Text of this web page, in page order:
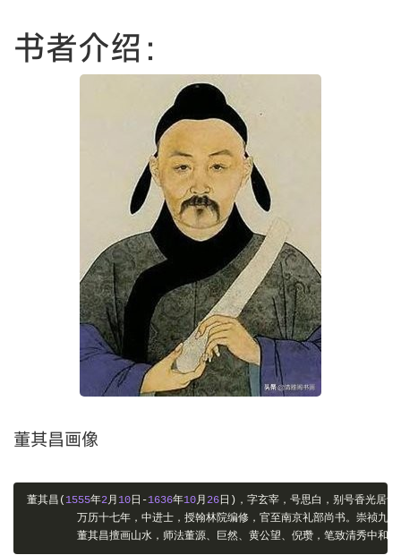
书者介绍：
董其昌画像
董其昌( 1555年2月 10日-1636年10月 26日)，字玄宰，号思白，别号香光居
万历十七年，中进士，授翰林院编修，官至南京礼部尚书。崇祯九
董其昌擅画山水，师法董源、巨然、黄公望、倪瓒，笔致清秀中和